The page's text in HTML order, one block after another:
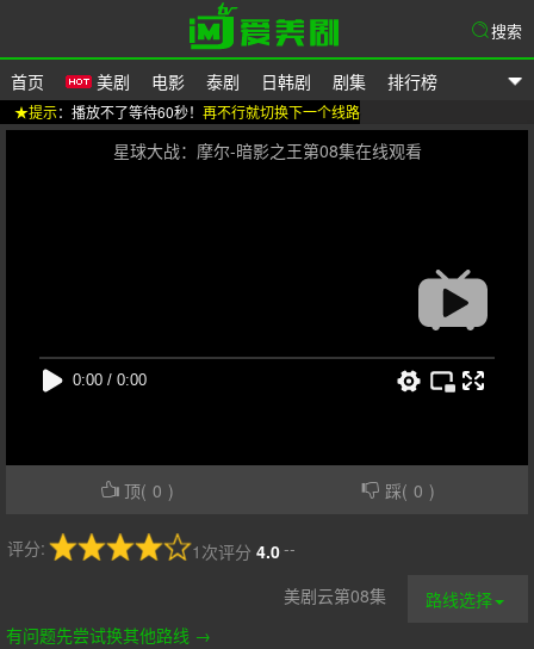
爱美剧
首页 美剧 电影 泰剧 日韩剧 剧集 排行榜
搜索
★提示：播放不了等待60秒！ 再不行就切换下一个线路
星球大战：摩尔-暗影之王第08集在线观看
顶( 0 ) 踩( 0 )
评分: 4.0
1次评分 --
路线选择
美剧云第08集
有问题先尝试换其他路线 →